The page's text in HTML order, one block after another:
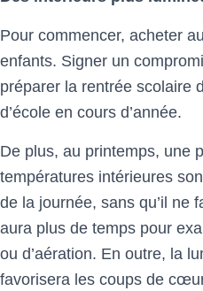
Pour commencer, acheter
enfants. Signer un
préparer la rentrée scolaire
d’école en cours d’année.
De plus, au printemps, une
températures intérieures
de la journée, sans qu’il ne
aura plus de temps pour
ou d’aération. En outre, la
favorisera les coups de